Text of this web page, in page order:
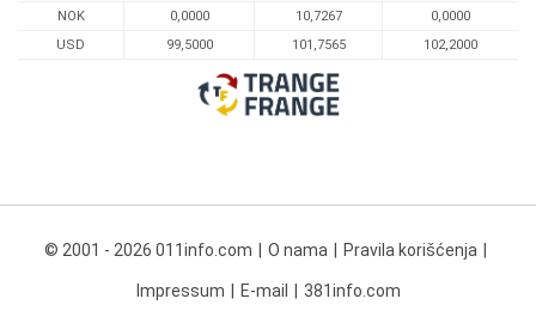
NOK
0,0000 10,7267
0,0000
USD
99,5000 101,7565 102,2000
© 2001 - 2026 011info.com O nama Pravila korišćenja
Impressum E-mail 381info.com